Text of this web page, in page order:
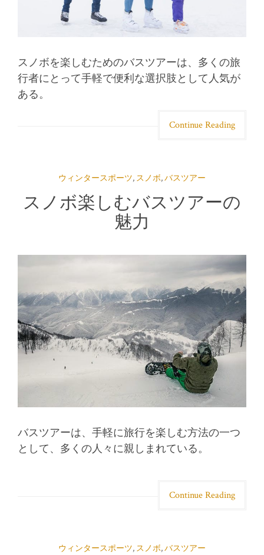
スノボを楽しむためのバスツアーは、多くの旅
行者にとって手軽で便利な選択肢として人気が
ある。
Continue Reading
ウィンタースポーツ, スノボ,バスツアー
スノボ楽しむバスツアーの
魅力
バスツアーは、手軽に旅行を楽しむ方法の一つ
として、多くの人々に親しまれている。
Continue Reading
ウィンタースポーツ, スノボ,バスツアー